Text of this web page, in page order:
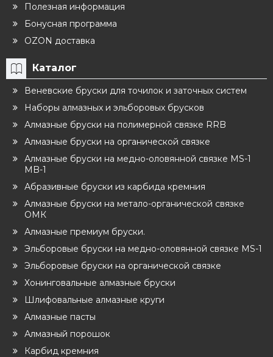
Полезная информация
Бонусная программа
OZON доставка
Каталог
Веневские бруски для точилок и заточных систем
Наборы алмазных и эльборовых брусков
Алмазные бруски на полимерной связке RRB
Алмазные бруски на органической связке
Алмазные бруски на медно-оловянной связке MS-1
MB-1
Абразивные бруски из карбида кремния
Алмазные бруски на метало-органической связке
ОМК
Алмазные премиум бруски.
Эльборовые бруски на медно-оловянной связке MS-1
Эльборовые бруски на органической связке
Хонинговальные алмазные бруски
Шлифовальные алмазные круги
Алмазные пасты
Алмазный порошок
Карбид кремния